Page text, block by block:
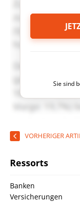
Sie sind
VORHERIGER
Ressorts
Banken
Versicherungen